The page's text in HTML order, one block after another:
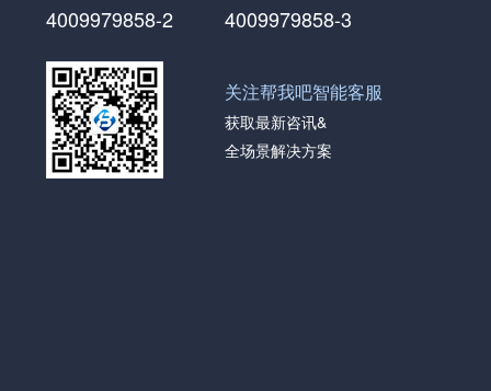
4009979858-2 4009979858-3
关注帮我吧智能客服
获取最新咨讯&
全场景解决方案